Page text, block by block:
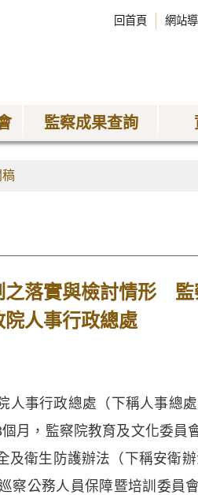
回首頁 網站
監察成果查詢
稿
之落實與檢討情形
人事行政總處
人事行政總處（下稱人事總
月，監察院教育及文化委員
衛生防護辦法（下稱安衛
察公務人員保障暨培訓委員